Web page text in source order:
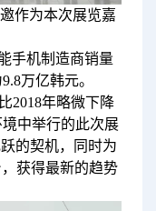
作为本次展览嘉
手机制造商销量
万亿韩元。
2018年略微下降
中举行的此次展
的契机，同时为
获得最新的趋势